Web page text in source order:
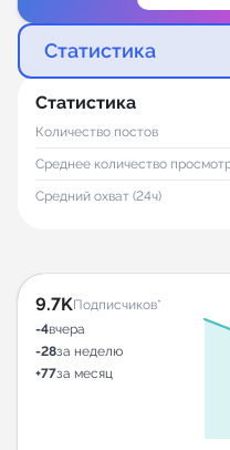
Статистика
Статистика
Количество постов
Среднее количество
Средний охват (24ч)
9.7KПодписчиков*
-4вчера
-28за неделю
+77за месяц